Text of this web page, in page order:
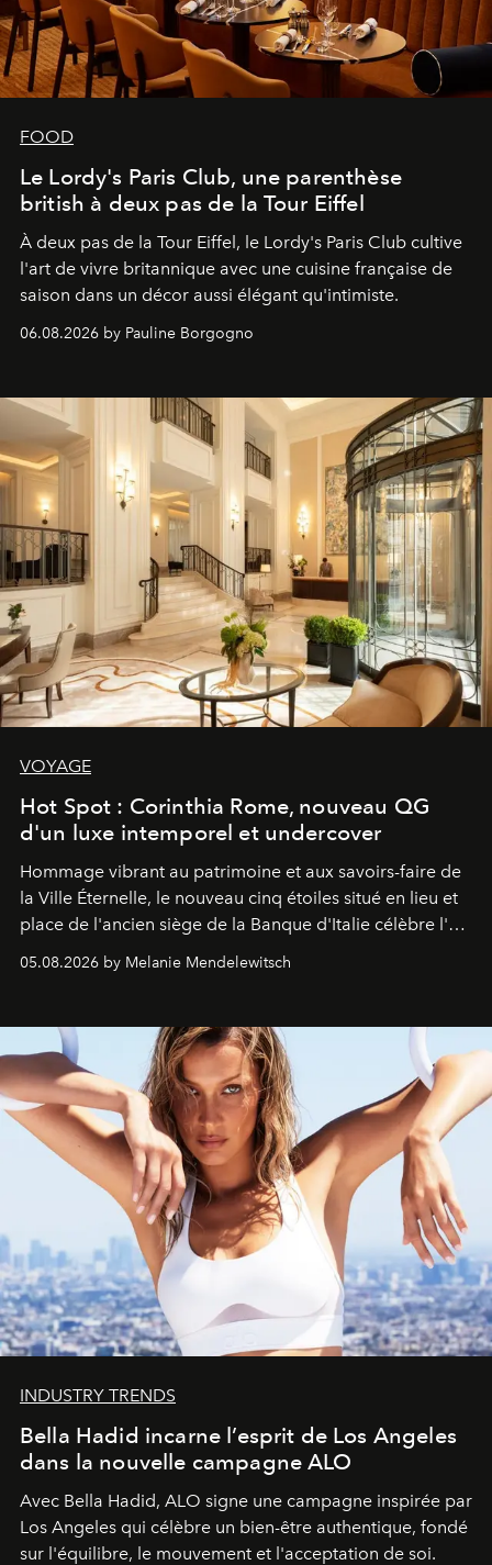
FOOD
Le Lordy's Paris Club, une parenthèse
british à deux pas de la Tour Eiffel
À deux pas de la Tour Eiffel, le Lordy's Paris Club cultive
l'art de vivre britannique avec une cuisine française de
saison dans un décor aussi élégant qu'intimiste.
06.08.2026 by Pauline Borgogno
VOYAGE
Hot Spot : Corinthia Rome, nouveau QG
d'un luxe intemporel et undercover
Hommage vibrant au patrimoine et aux savoirs-faire de
la Ville Éternelle, le nouveau cinq étoiles situé en lieu et
place de l'ancien siège de la Banque d'Italie célèbre l'art
05.08.2026 by Melanie Mendelewitsch
INDUSTRY TRENDS
Bella Hadid incarne l’esprit de Los Angeles
dans la nouvelle campagne ALO
Avec Bella Hadid, ALO signe une campagne inspirée par
Los Angeles qui célèbre un bien-être authentique, fondé
sur l'équilibre, le mouvement et l'acceptation de soi.